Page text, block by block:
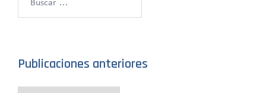
Publicaciones anteriores